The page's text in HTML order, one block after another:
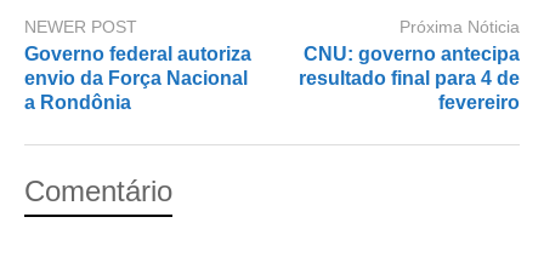
NEWER POST
Governo federal autoriza
envio da Força Nacional
a Rondônia
Próxima Nóticia
CNU: governo antecipa
resultado final para 4 de
fevereiro
Comentário